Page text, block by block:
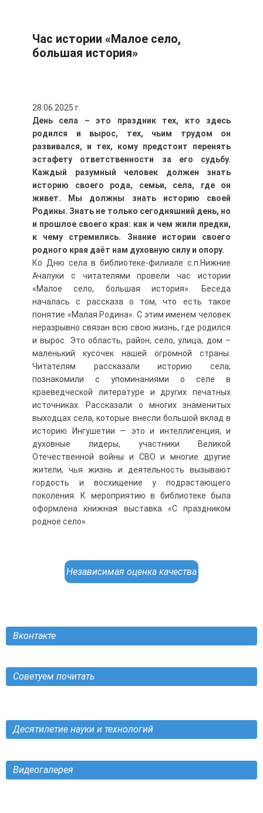
Час истории «Малое село,
большая история»
28.06.2025 г.
День села – это праздник тех, кто здесь
родился и вырос, тех, чьим трудом он
развивался, и тех, кому предстоит перенять
эстафету ответственности за его судьбу.
Каждый разумный человек должен знать
историю своего рода, семьи, села, где он
живет. Мы должны знать историю своей
Родины. Знать не только сегодняшний день, но
и прошлое своего края: как и чем жили предки,
к чему стремились. Знание истории своего
родного края даёт нам духовную силу и опору.
Ко Дню села в библиотеке-филиале с.п.Нижние
Ачалуки с читателями провели час истории
«Малое село, большая история». Беседа
началась с рассказа о том, что есть такое
понятие «Малая Родина». С этим именем человек
неразрывно связан всю свою жизнь, где родился
и вырос. Это область, район, село, улица, дом –
маленький кусочек нашей огромной страны.
Читателям рассказали историю села,
познакомили с упоминаниями о селе в
краеведческой литературе и других печатных
источниках. Рассказали о многих знаменитых
выходцах села, которые внесли большой вклад в
историю Ингушетии — это и интеллигенция, и
духовные лидеры, участники Великой
Отечественной войны и СВО и многие другие
жители, чья жизнь и деятельность вызывают
гордость и восхищение у подрастающего
поколения. К мероприятию в библиотеке была
оформлена книжная выставка «С праздником
родное село».
Независимая оценка качества
Вконтакте
Советуем почитать
Десятилетие науки и технологий
Видеогалерея